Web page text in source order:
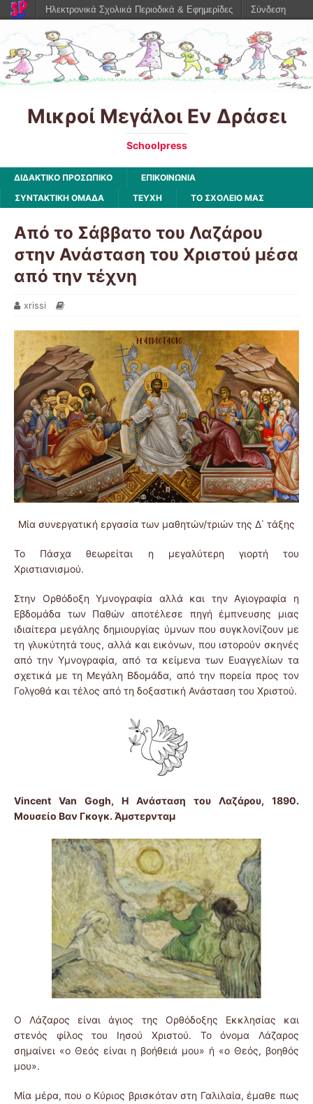
Μικροί Μεγάλοι Εν Δράσει
Schoolpress
ΔΙΔΑΚΤΙΚΟ ΠΡΟΣΩΠΙΚΟ
ΕΠΙΚΟΙΝΩΝΙΑ
ΣΥΝΤΑΚΤΙΚΗ ΟΜΑΔΑ
ΤΕΥΧΗ ΤΟ ΣΧΟΛΕΙΟ ΜΑΣ
Από το Σάββατο του Λαζάρου
στην Ανάσταση του Χριστού μέσα
από την τέχνη
xrissi
Μία συνεργατική εργασία των μαθητών/τριών της Δ΄ τάξης
Το Πάσχα θεωρείται η μεγαλύτερη γιορτή του
Χριστιανισμού.
Στην Ορθόδοξη Υμνογραφία αλλά και την Αγιογραφία η
Εβδομάδα των Παθών αποτέλεσε πηγή έμπνευσης μιας
ιδιαίτερα μεγάλης δημιουργίας ύμνων που συγκλονίζουν με
τη γλυκύτητά τους, αλλά και εικόνων, που ιστορούν σκηνές
από την Υμνογραφία, από τα κείμενα των Ευαγγελίων τα
σχετικά με τη Μεγάλη Βδομάδα, από την πορεία προς τον
Γολγοθά και τέλος από τη δοξαστική Ανάσταση του Χριστού.
Vincent Van Gogh, Η Ανάσταση του Λαζάρου, 1890.
Μουσείο Βαν Γκογκ. Άμστερνταμ
Ο Λάζαρος είναι άγιος της Ορθόδοξης Εκκλησίας και
στενός φίλος του Ιησού Χριστού. Το όνομα Λάζαρος
σημαίνει «ο Θεός είναι η βοήθειά μου» ή «ο Θεός, βοηθός
μου».
Μία μέρα, που ο Κύριος βρισκόταν στη Γαλιλαία, έμαθε πως
Ηλεκτρονικά Σχολικά Περιοδικά & Εφημερίδες Σύνδεση